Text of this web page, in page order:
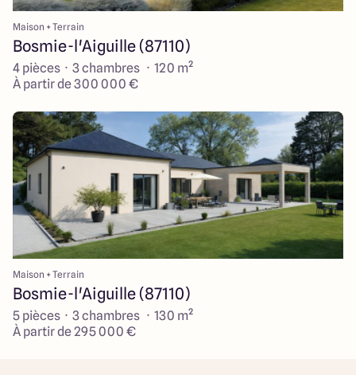
Maison + Terrain
Bosmie-l'Aiguille (87110)
4 pièces · 3 chambres · 120 m²
À partir de 300 000 €
Maison + Terrain
Bosmie-l'Aiguille (87110)
5 pièces · 3 chambres · 130 m²
À partir de 295 000 €